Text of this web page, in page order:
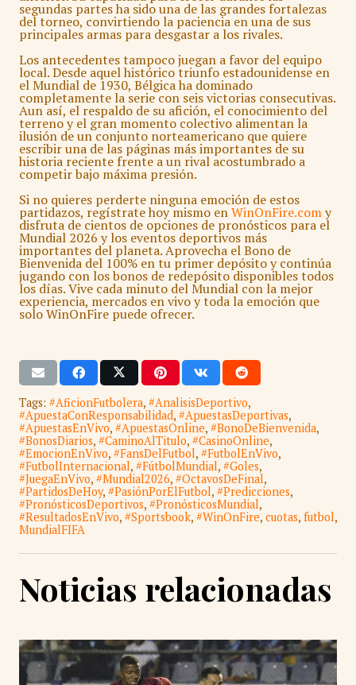
segundas partes ha sido una de las grandes fortalezas
del torneo, convirtiendo la paciencia en una de sus
principales armas para desgastar a los rivales.
Los antecedentes tampoco juegan a favor del equipo
local. Desde aquel histórico triunfo estadounidense en
el Mundial de 1930, Bélgica ha dominado
completamente la serie con seis victorias consecutivas.
Aun así, el respaldo de su afición, el conocimiento del
terreno y el gran momento colectivo alimentan la
ilusión de un conjunto norteamericano que quiere
escribir una de las páginas más importantes de su
historia reciente frente a un rival acostumbrado a
competir bajo máxima presión.
Si no quieres perderte ninguna emoción de estos
partidazos, regístrate hoy mismo enWinOnFire.comy
disfruta de cientos de opciones de pronósticos para el
Mundial 2026 y los eventos deportivos más
importantes del planeta. Aprovecha elBono de
Bienvenida del 100% en tu primer depósito y continúa
jugando con losbonos de redepósito disponibles todos
los días. Vive cada minuto del Mundial con la mejor
experiencia, mercados en vivo y toda la emoción que
solo WinOnFire puede ofrecer.
Tags: #AficionFutbolera, #AnalisisDeportivo,
#ApuestaConResponsabilidad, #ApuestasDeportivas,
#ApuestasEnVivo, #ApuestasOnline, #BonoDeBienvenida,
#BonosDiarios, #CaminoAlTitulo, #CasinoOnline,
#EmocionEnVivo, #FansDelFutbol, #FutbolEnVivo,
#FutbolInternacional, #FútbolMundial, #Goles,
#JuegaEnVivo, #Mundial2026, #OctavosDeFinal,
#PartidosDeHoy, #PasiónPorElFutbol, #Predicciones,
#PronósticosDeportivos, #PronósticosMundial,
#ResultadosEnVivo, #Sportsbook, #WinOnFire, cuotas, futbol,
MundialFIFA
Noticias relacionadas